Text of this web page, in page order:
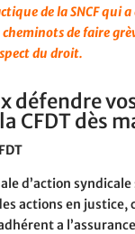
de la SNCF qui a
cheminots de faire
du droit.
défendre
CFDT dès
d’action
actions en justice,
a